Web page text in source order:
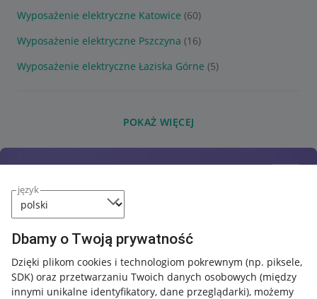
język
Dbamy o Twoją prywatność
Dzięki plikom cookies i technologiom pokrewnym (np. piksele,
SDK) oraz przetwarzaniu Twoich danych osobowych (między
innymi unikalne identyfikatory, dane przeglądarki), możemy
Wyposażenie elektryczne Katowice (60)
Wyposażenie elektryczne Pszczyna (16)
Wyposażenie elektryczne Łaziska Górne (5)
POKAŻ WIĘCEJ